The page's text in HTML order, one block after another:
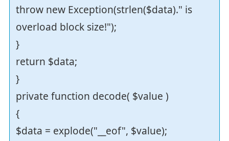
throw new Exception(strlen($data)." is
overload block size!");
}
return $data;
}
private function decode( $value )
{
$data = explode("__eof", $value);